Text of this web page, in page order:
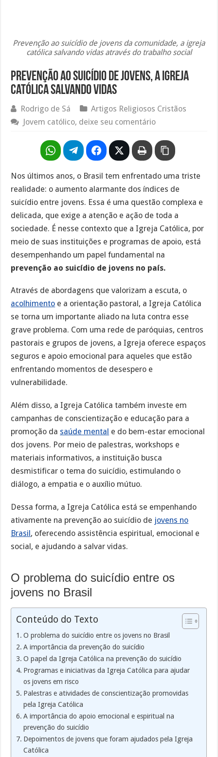
Prevenção ao suicídio de jovens da comunidade, a igreja
católica salvando vidas através do trabalho social
Prevenção ao suicídio de jovens, a igreja
católica salvando vidas
Rodrigo de Sá
Artigos Religiosos Cristãos
Jovem católico, deixe seu comentário
Nos últimos anos, o Brasil tem enfrentado uma triste
realidade: o aumento alarmante dos índices de
suicídio entre jovens. Essa é uma questão complexa e
delicada, que exige a atenção e ação de toda a
sociedade. É nesse contexto que a Igreja Católica, por
meio de suas instituições e programas de apoio, está
desempenhando um papel fundamental na
prevenção ao suicídio de jovens no país.
Através de abordagens que valorizam a escuta, o
acolhimento e a orientação pastoral, a Igreja Católica
se torna um importante aliado na luta contra esse
grave problema. Com uma rede de paróquias, centros
pastorais e grupos de jovens, a Igreja oferece espaços
seguros e apoio emocional para aqueles que estão
enfrentando momentos de desespero e
vulnerabilidade.
Além disso, a Igreja Católica também investe em
campanhas de conscientização e educação para a
promoção da saúde mental e do bem-estar emocional
dos jovens. Por meio de palestras, workshops e
materiais informativos, a instituição busca
desmistificar o tema do suicídio, estimulando o
diálogo, a empatia e o auxílio mútuo.
Dessa forma, a Igreja Católica está se empenhando
ativamente na prevenção ao suicídio de jovens no
Brasil, oferecendo assistência espiritual, emocional e
social, e ajudando a salvar vidas.
O problema do suicídio entre os
jovens no Brasil
Conteúdo do Texto
O problema do suicídio entre os jovens no Brasil
A importância da prevenção do suicídio
O papel da Igreja Católica na prevenção do suicídio
Programas e iniciativas da Igreja Católica para ajudar
os jovens em risco
Palestras e atividades de conscientização promovidas
pela Igreja Católica
A importância do apoio emocional e espiritual na
prevenção do suicídio
Depoimentos de jovens que foram ajudados pela Igreja
Católica